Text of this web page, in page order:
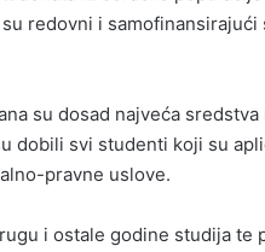
redovni i
su dosad najveća
dobili svi studenti koji su
pravne uslove.
i ostale godine studija te